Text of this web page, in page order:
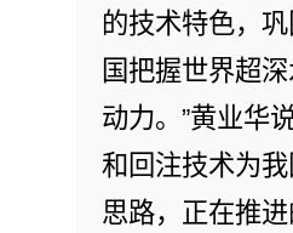
的技术特色，
国把握世界超
动力。”黄业华
和回注技术为
思路，正在推